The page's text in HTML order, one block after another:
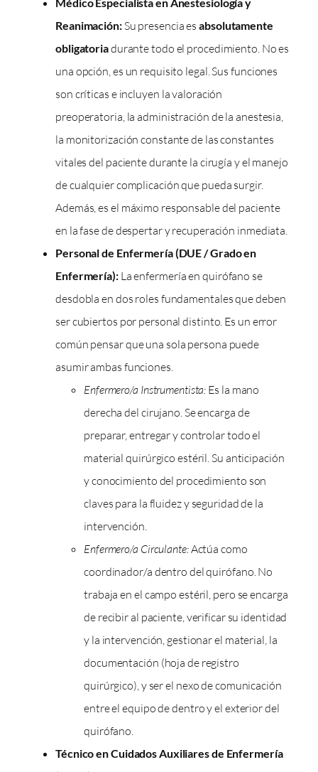
Reanimación:Su presencia esabsolutamente
obligatoriadurante todo el procedimiento. No es
una opción, es un requisito legal. Sus funciones
son críticas e incluyen la valoración
preoperatoria, la administración de la anestesia,
la monitorización constante de las constantes
vitales del paciente durante la cirugía y el manejo
de cualquier complicación que pueda surgir.
Además, es el máximo responsable del paciente
en la fase de despertar y recuperación inmediata.
Personal de Enfermería (DUE / Grado en
Enfermería):La enfermería en quirófano se
desdobla en dos roles fundamentales que deben
ser cubiertos por personal distinto. Es un error
común pensar que una sola persona puede
asumir ambas funciones.
Enfermero/a Instrumentista: Es la mano
derecha del cirujano. Se encarga de
preparar, entregar y controlar todo el
material quirúrgico estéril. Su anticipación
y conocimiento del procedimiento son
claves para la fluidez y seguridad de la
intervención.
Enfermero/a Circulante:Actúa como
coordinador/a dentro del quirófano. No
trabaja en el campo estéril, pero se encarga
de recibir al paciente, verificar su identidad
y la intervención, gestionar el material, la
documentación (hoja de registro
quirúrgico), y ser el nexo de comunicación
entre el equipo de dentro y el exterior del
quirófano.
Técnico en Cuidados Auxiliares de Enfermería